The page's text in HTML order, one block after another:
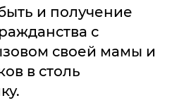
и получение
с
своей мамы и
в столь